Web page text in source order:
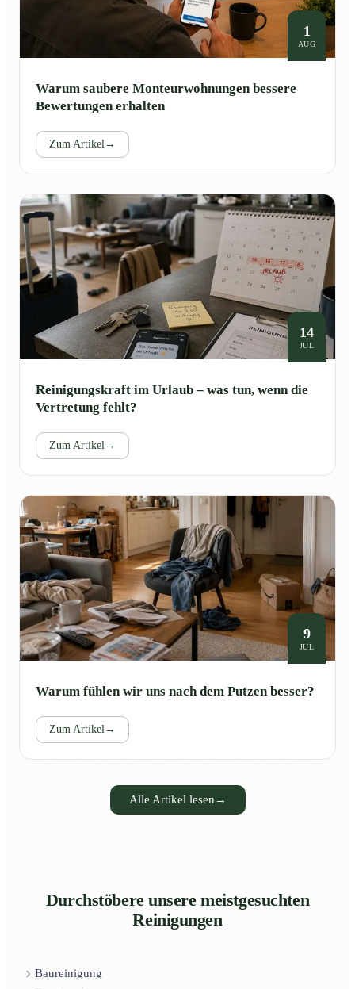
1
AUG
Warum saubere Monteurwohnungen bessere
Bewertungen erhalten
Zum Artikel→
14
JUL
Reinigungskraft im Urlaub – was tun, wenn die
Vertretung fehlt?
Zum Artikel→
9
JUL
Warum fühlen wir uns nach dem Putzen besser?
Zum Artikel→
Alle Artikel lesen →
Durchstöbere unsere meistgesuchten
Reinigungen
Baureinigung